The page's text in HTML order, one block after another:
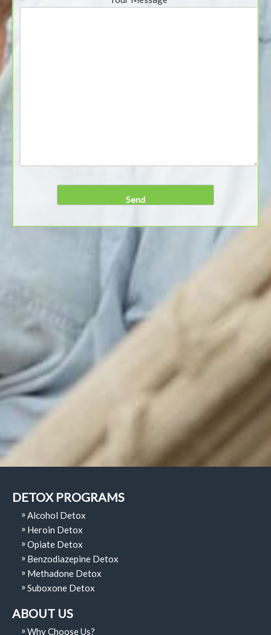
DETOX PROGRAMS
Alcohol Detox
Heroin Detox
Opiate Detox
Benzodiazepine Detox
Methadone Detox
Suboxone Detox
ABOUT US
Why Choose Us?